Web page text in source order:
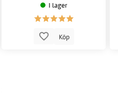
I lager
Köp